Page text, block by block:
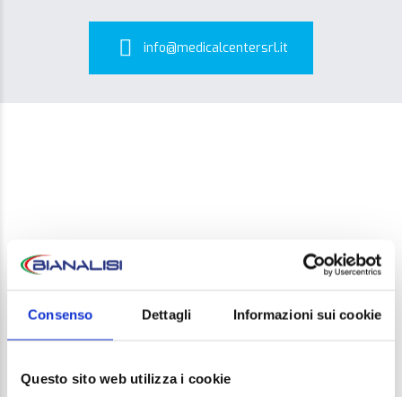
Consenso Dettagli Informazioni sui cookie
Questo sito web utilizza i cookie
info@medicalcentersrl.it
Your email address will not be published. Required